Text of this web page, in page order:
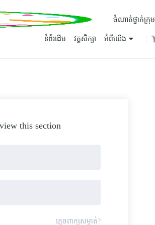
ចំណាត់ថ្នាក់ក្រុម
ទំព័រដើម វគ្គសិក្សា អំពីយើង
this section
ភ្លេចពាក្យសម្ងាត់?